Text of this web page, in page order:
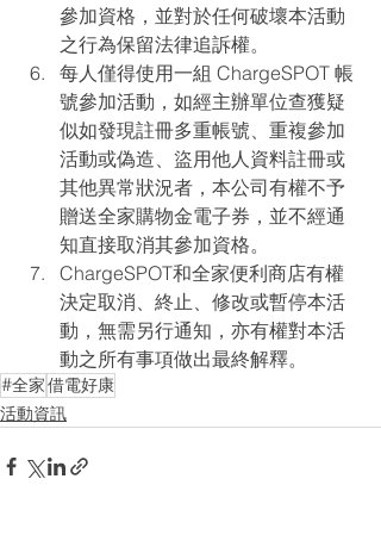
參加資格，並對於任何破壞本活動
之行為保留法律追訴權。
每人僅得使用一組 ChargeSPOT 帳
號參加活動，如經主辦單位查獲疑
似如發現註冊多重帳號、重複參加
活動或偽造、盜用他人資料註冊或
其他異常狀況者，本公司有權不予
贈送全家購物金電子券，並不經通
知直接取消其參加資格。
ChargeSPOT和全家便利商店有權
決定取消、終止、修改或暫停本活
動，無需另行通知，亦有權對本活
動之所有事項做出最終解釋。
#全家借電好康
活動資訊